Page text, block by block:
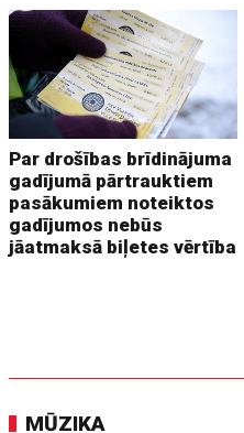
Par drošības brīdinājuma
gadījumā pārtrauktiem
pasākumiem noteiktos
gadījumos nebūs
jāatmaksā biļetes vērtība
MŪZIKA